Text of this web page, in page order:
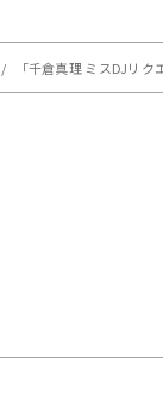
「千倉真理 ミスDJリクエストパレ